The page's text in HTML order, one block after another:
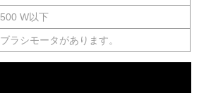
500 W以下
ブラシモータがあります。